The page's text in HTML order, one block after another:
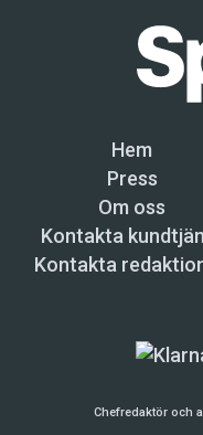
Hem
Press
Om oss
Kontakta
Kontakta
Chefredaktör och